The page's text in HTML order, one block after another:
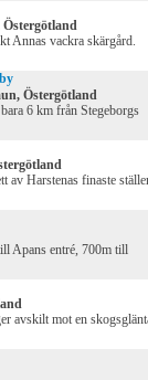
Annas vackra skärgård.
Östergötland
6 km från Stegeborgs
av Harstenas finaste
Apans entré, 700m till
avskilt mot en